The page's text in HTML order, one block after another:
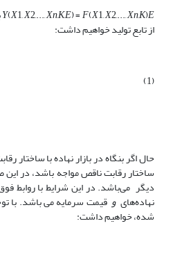
Y(X1,X2,...,Xn,K,E) =F(X1,X2,...,Xn,K)E
از تابع تولید خواهیم داشت:
(1)
حال اگر بنگاه در بازار نهاده با ساختار
ساختار رقابت ناقص مواجه باشد، در
دیگر می‌باشد. در این شرایط با
نهاده‌های و
شده، خواهیم داشت: